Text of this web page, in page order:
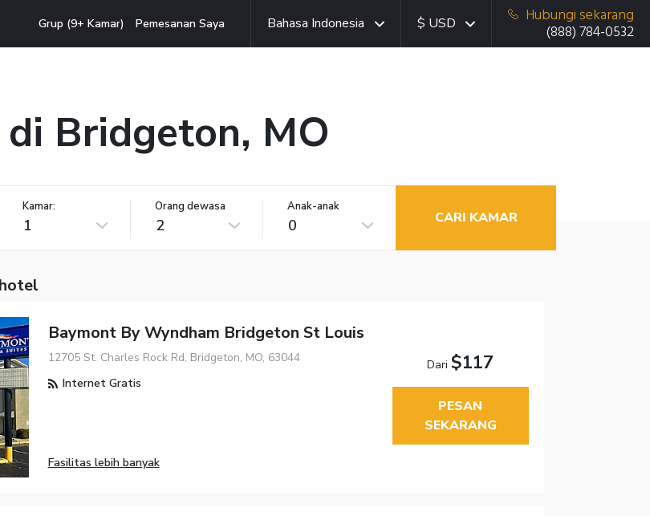
Grup (9+ Kamar) Pemesanan Saya Bahasa Indonesia $ USD
Hubungi sekarang
(888) 784-0532
Bridgeton, MO
Kamar:
1
Orang dewasa
2
Anak-anak
0 CARI KAMAR
Baymont By Wyndham Bridgeton St Louis
12705 St. Charles Rock Rd, Bridgeton, MO, 63044
Internet Gratis
Fasilitas lebih banyak
Dari$117
PESAN
SEKARANG